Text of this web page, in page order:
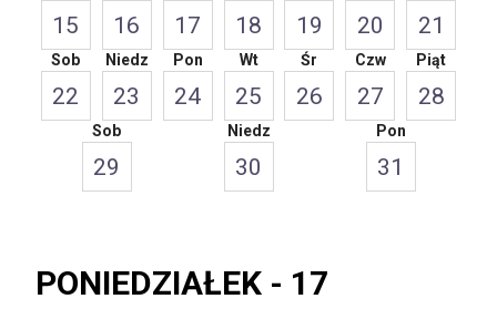
15 16 17 18 19 20 21
Sob
22
Niedz
23
Pon
24
Wt
25
Śr
26
Czw
27
Piąt
28
Sob
29
Niedz
30
Pon
31
PONIEDZIAŁEK - 17